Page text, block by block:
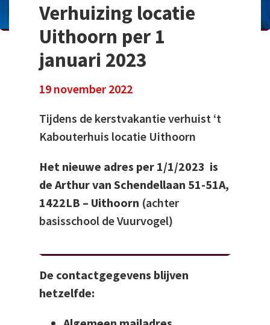
Verhuizing locatie
Uithoorn per 1
januari 2023
19 november 2022
Tijdens de kerstvakantie verhuist ‘t
Kabouterhuis locatie Uithoorn
Het nieuwe adres per 1/1/2023 is
de Arthur van Schendellaan 51-51A,
1422LB – Uithoorn (achter
basisschool de Vuurvogel)
De contactgegevens blijven
hetzelfde: